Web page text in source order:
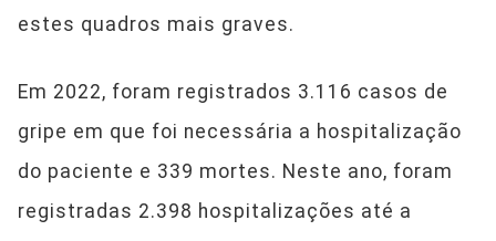
estes quadros mais graves.
Em 2022, foram registrados 3.116 casos de
gripe em que foi necessária a hospitalização
do paciente e 339 mortes. Neste ano, foram
registradas 2.398 hospitalizações até a